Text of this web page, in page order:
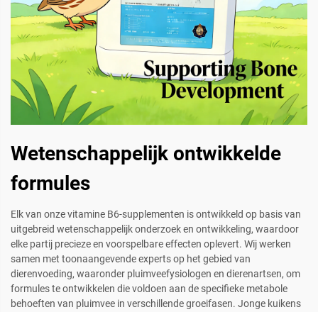
Wetenschappelijk ontwikkelde
formules
Elk van onze vitamine B6-supplementen is ontwikkeld op basis van
uitgebreid wetenschappelijk onderzoek en ontwikkeling, waardoor
elke partij precieze en voorspelbare effecten oplevert. Wij werken
samen met toonaangevende experts op het gebied van
dierenvoeding, waaronder pluimveefysiologen en dierenartsen, om
formules te ontwikkelen die voldoen aan de specifieke metabole
behoeften van pluimvee in verschillende groeifasen. Jonge kuikens